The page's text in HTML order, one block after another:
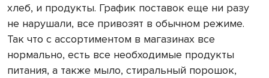
хлеб, и продукты. График поставок еще ни разу
не нарушали, все привозят в обычном режиме.
Так что с ассортиментом в магазинах все
нормально, есть все необходимые продукты
питания, а также мыло, стиральный порошок,